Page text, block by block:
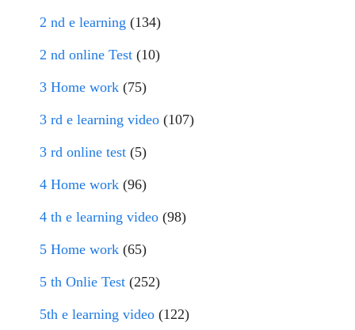
2 nd e learning (134)
2 nd online Test (10)
3 Home work (75)
3 rd e learning video (107)
3 rd online test (5)
4 Home work (96)
4 th e learning video (98)
5 Home work (65)
5 th Onlie Test (252)
5th e learning video (122)